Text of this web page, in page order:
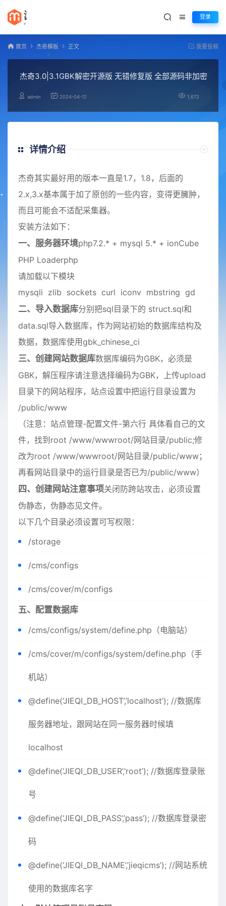
登录
首页 杰奇模板 正文 我要投稿
杰奇3.0|3.1GBK解密开源版 无错修复版 全部源码非加密
admin 2024-04-12 1,672
详情介绍
杰奇其实最好用的版本一直是1.7，1.8，后面的
2.x,3.x基本属于加了原创的一些内容，变得更臃肿，
而且可能会不适配采集器。
安装方法如下：
一、服务器环境php7.2.* + mysql 5.* + ionCube
PHP Loaderphp
请加载以下模块
mysqli zlib sockets curl iconv mbstring gd
二、导入数据库分别把sql目录下的 struct.sql和
data.sql导入数据库，作为网站初始的数据库结构及
数据，数据库使用gbk_chinese_ci
三、创建网站数据库数据库编码为GBK，必须是
GBK，解压程序请注意选择编码为GBK，上传upload
目录下的网站程序，站点设置中把运行目录设置为
/public/www
（注意：站点管理-配置文件-第六行 具体看自己的文
件，找到root /www/wwwroot/网站目录/public;修
改为root /www/wwwroot/网站目录/public/www；
再看网站目录中的运行目录是否已为/public/www）
四、创建网站注意事项关闭防跨站攻击，必须设置
伪静态，伪静态见文件。
以下几个目录必须设置可写权限：
/storage
/cms/configs
/cms/cover/m/configs
五、配置数据库
/cms/configs/system/define.php（电脑站）
/cms/cover/m/configs/system/define.php（手
机站）
@define(‘JIEQI_DB_HOST’,’localhost’); //数据库
服务器地址，跟网站在同一服务器时候填
localhost
@define(‘JIEQI_DB_USER’,’root’); //数据库登录账
号
@define(‘JIEQI_DB_PASS’,’pass’); //数据库登录密
码
@define(‘JIEQI_DB_NAME’,’jieqicms’); //网站系统
使用的数据库名字